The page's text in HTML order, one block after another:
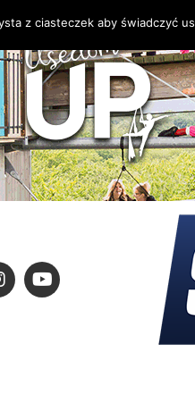
z ciasteczek aby świadczyć